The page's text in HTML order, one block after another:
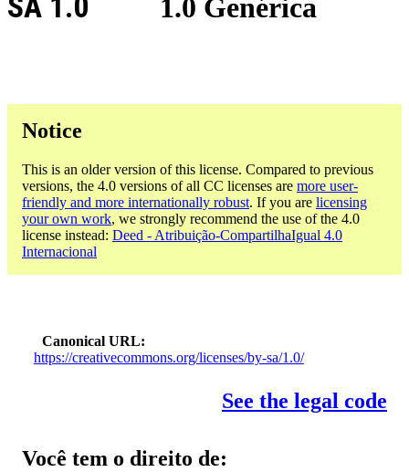
1.0 Genérica
Notice
This is an older version of this license. Compared to previous
versions, the 4.0 versions of all CC licenses are more user-
friendly and more internationally robust. If you are licensing
your own work, we strongly recommend the use of the 4.0
license instead: Deed - Atribuição-CompartilhaIgual 4.0
Internacional
Canonical URL
https://creativecommons.org/licenses/by-sa/1.0/
See the legal code
Você tem o direito de: